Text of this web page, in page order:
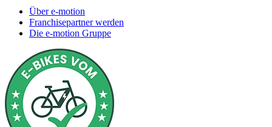
Über e-motion
Franchisepartner werden
Die e-motion Gruppe